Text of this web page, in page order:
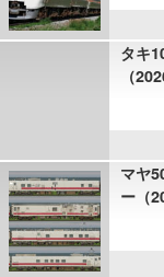
タキ
（
マヤ
ー（